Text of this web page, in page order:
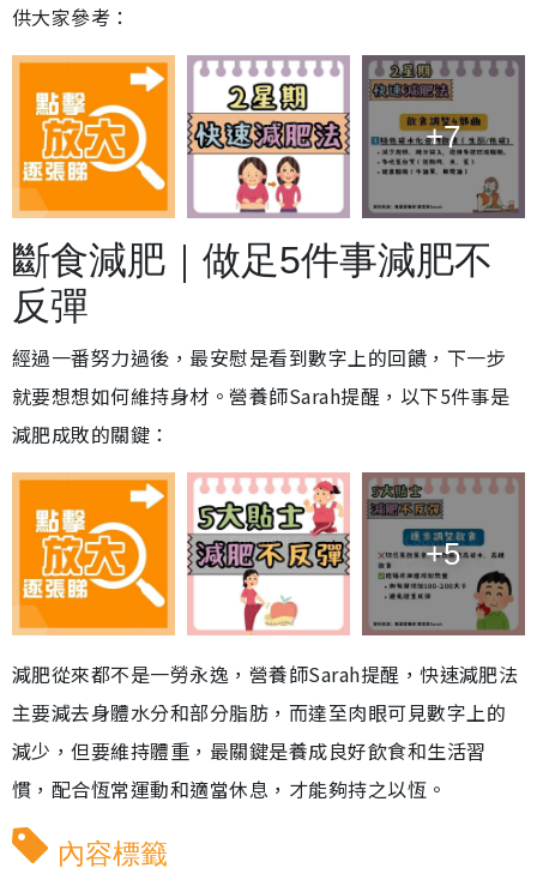
供大家參考：
+7
斷食減肥｜做足5件事減肥不
反彈
經過一番努力過後，最安慰是看到數字上的回饋，下一步
就要想想如何維持身材。營養師Sarah提醒，以下5件事是
減肥成敗的關鍵：
+5
減肥從來都不是一勞永逸，營養師Sarah提醒，快速減肥法
主要減去身體水分和部分脂肪，而達至肉眼可見數字上的
減少，但要維持體重，最關鍵是養成良好飲食和生活習
慣，配合恆常運動和適當休息，才能夠持之以恆。
內容標籤